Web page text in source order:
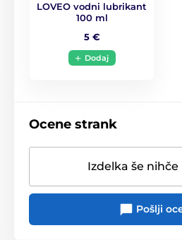
LOVEO vodni lubrikant
100 ml
5 €
Dodaj
Ocene strank
Izdelka še nihče
Pošlji